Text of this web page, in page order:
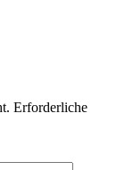
Erforderliche